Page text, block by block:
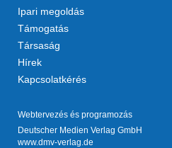
Ipari megoldás
Támogatás
Társaság
Hírek
Kapcsolatkérés
Webtervezés és programozás
Deutscher Medien Verlag GmbH
www.dmv-verlag.de